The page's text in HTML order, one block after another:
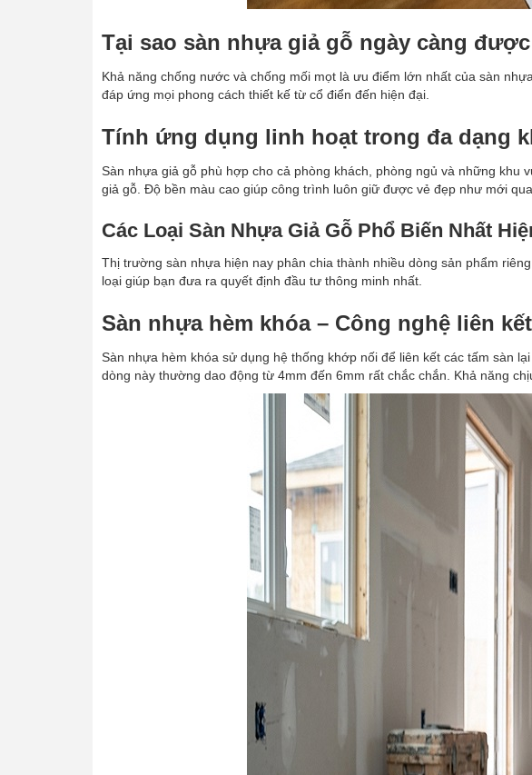
Tại sao sàn nhựa giả gỗ ngày càng
Khả năng chống nước và chống mối mọt là ưu điểm lớn nhất của sàn
đáp ứng mọi phong cách thiết kế từ cổ điển đến hiện đại.
Tính ứng dụng linh hoạt trong đa dạng
Sàn nhựa giả gỗ phù hợp cho cả phòng khách, phòng ngủ và những
giả gỗ. Độ bền màu cao giúp công trình luôn giữ được vẻ đẹp như mới
Các Loại Sàn Nhựa Giả Gỗ Phổ Biến Nhất
Thị trường sàn nhựa hiện nay phân chia thành nhiều dòng sản phẩm
loại giúp bạn đưa ra quyết định đầu tư thông minh nhất.
Sàn nhựa hèm khóa – Công nghệ liên
Sàn nhựa hèm khóa sử dụng hệ thống khớp nối để liên kết các tấm sàn
dòng này thường dao động từ 4mm đến 6mm rất chắc chắn. Khả năng